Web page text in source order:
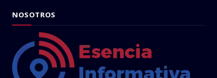
NOSOTROS